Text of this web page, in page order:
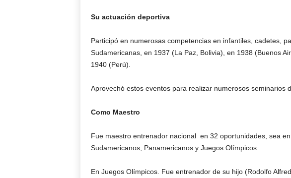
Su actuación deportiva
Participó en numerosas competencias en infantiles, cadetes,
Sudamericanas, en 1937 (La Paz, Bolivia), en 1938 (Buenos
1940 (Perú).
Aprovechó estos eventos para realizar numerosos seminarios
Como Maestro
Fue maestro entrenador nacional en 32 oportunidades, sea
Sudamericanos, Panamericanos y Juegos Olímpicos.
En Juegos Olímpicos. Fue entrenador de su hijo (Rodolfo